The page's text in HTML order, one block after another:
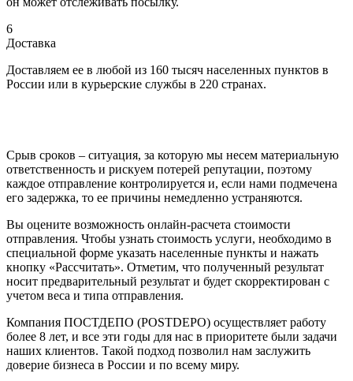
6
Доставка
Доставляем ее в любой из 160 тысяч населенных пунктов в
России или в курьерские службы в 220 странах.
Срыв сроков – ситуация, за которую мы несем материальную
ответственность и рискуем потерей репутации, поэтому
каждое отправление контролируется и, если нами подмечена
его задержка, то ее причины немедленно устраняются.
Вы оцените возможность онлайн-расчета стоимости
отправления. Чтобы узнать стоимость услуги, необходимо в
специальной форме указать населенные пункты и нажать
кнопку «Рассчитать». Отметим, что полученный результат
носит предварительный результат и будет скорректирован с
учетом веса и типа отправления.
Компания ПОСТДЕПО (POSTDEPO) осуществляет работу
более 8 лет, и все эти годы для нас в приоритете были задачи
наших клиентов. Такой подход позволил нам заслужить
доверие бизнеса в России и по всему миру.